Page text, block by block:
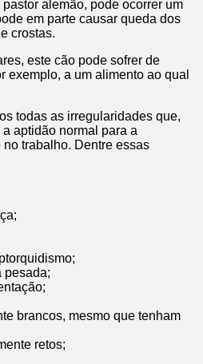
alemão, pode ocorrer um
em parte causar queda dos
crostas.
este cão pode sofrer de
exemplo, a um alimento ao qual
todas as irregularidades que,
aptidão normal para a
trabalho. Dentre essas
pesada;
brancos, mesmo que tenham
retos;